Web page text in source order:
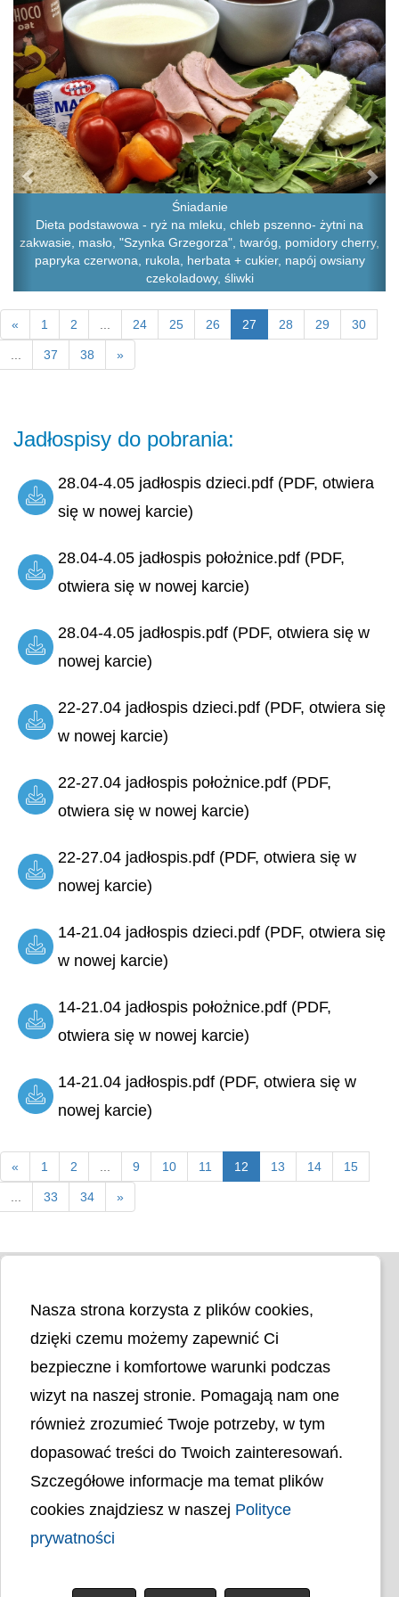
Śniadanie
Dieta podstawowa - ryż na mleku, chleb pszenno- żytni na
zakwasie, masło, "Szynka Grzegorza", twaróg, pomidory cherry,
papryka czerwona, rukola, herbata + cukier, napój owsiany
czekoladowy, śliwki
« 1 2 24 25 26 27 28 29 30
37 38 »
Jadłospisy do pobrania:
28.04-4.05 jadłospis dzieci.pdf (PDF, otwiera
się w nowej karcie)
28.04-4.05 jadłospis położnice.pdf (PDF,
otwiera się w nowej karcie)
28.04-4.05 jadłospis.pdf (PDF, otwiera się w
nowej karcie)
22-27.04 jadłospis dzieci.pdf (PDF, otwiera się
w nowej karcie)
22-27.04 jadłospis położnice.pdf (PDF,
otwiera się w nowej karcie)
22-27.04 jadłospis.pdf (PDF, otwiera się w
nowej karcie)
14-21.04 jadłospis dzieci.pdf (PDF, otwiera się
w nowej karcie)
14-21.04 jadłospis położnice.pdf (PDF,
otwiera się w nowej karcie)
14-21.04 jadłospis.pdf (PDF, otwiera się w
nowej karcie)
« 1 2 9 10 11 12 13 14 15
33 34 »
Liczba odwiedzin
Polityka prywatności
Mapa strony
Ochrona Danych Osobowych
Deklaracja Dostępności
Nasza strona korzysta z plików cookies,
dzięki czemu możemy zapewnić Ci
bezpieczne i komfortowe warunki podczas
wizyt na naszej stronie. Pomagają nam one
również zrozumieć Twoje potrzeby, w tym
dopasować treści do Twoich zainteresowań.
Szczegółowe informacje ma temat plików
cookies znajdziesz w naszej Polityce
prywatności